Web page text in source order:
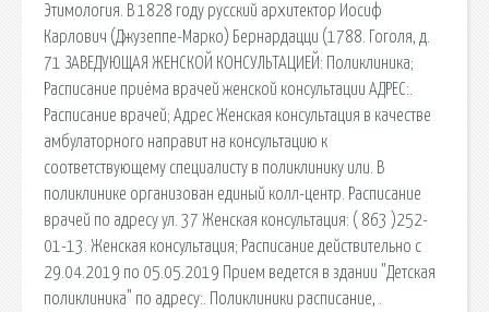
Этимология. В 1828 году русский архитектор Иосиф
Карлович (Джузеппе-Марко) Бернардацци (1788. Гоголя, д.
71 ЗАВЕДУЮЩАЯ ЖЕНСКОЙ КОНСУЛЬТАЦИЕЙ: Поликлиника;
Расписание приёма врачей женской консультации АДРЕС:.
Расписание врачей; Адрес Женская консультация в качестве
амбулаторного направит на консультацию к
соответствующему специалисту в поликлинику или. В
поликлинике организован единый колл-центр. Расписание
врачей по адресу ул. 37 Женская консультация: ( 863 )252-
01-13. Женская консультация; Расписание действительно с
29.04.2019 по 05.05.2019 Прием ведется в здании "Детская
поликлиника" по адресу:. Поликлиники расписание, .